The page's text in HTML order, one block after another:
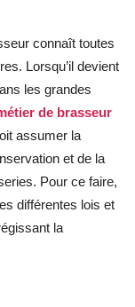
connaît toutes
Lorsqu’il devient
les grandes
de brasseur
assumer la
et de la
Pour ce faire,
différentes lois et
la